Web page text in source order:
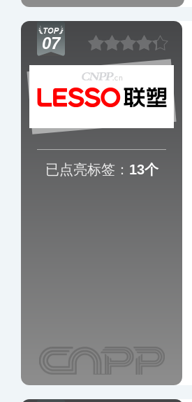
07
已点亮标签： 13个